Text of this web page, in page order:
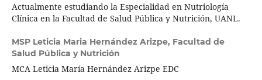
Actualmente estudiando la Especialidad en Nutriología
Clínica en la Facultad de Salud Pública y Nutrición, UANL.
MSP Leticia Maria Hernández Arizpe, Facultad de
Salud Pública y Nutrición
MCA Leticia María Hernández Arizpe EDC